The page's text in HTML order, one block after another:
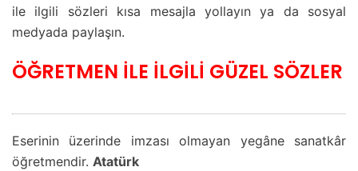
ile ilgili sözleri kısa mesajla yollayın ya da sosyal
medyada paylaşın.
ÖĞRETMEN İLE İLGİLİ GÜZEL SÖZLER
Eserinin üzerinde imzası olmayan yegâne sanatkâr
öğretmendir. Atatürk